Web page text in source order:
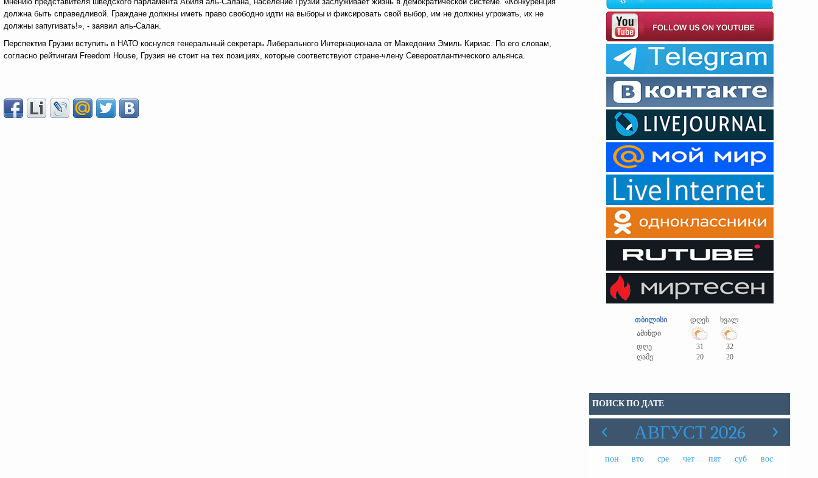
должна быть справедливой. Граждане должны иметь право свободно идти на выборы и фиксировать свой выбор, им не должны угрожать, их не
должны запугивать!», - заявил аль-Салан.
Перспектив Грузии вступить в НАТО коснулся генеральный секретарь Либерального Интернационала от Македонии Эмиль Кириас. По его словам,
согласно рейтингам Freedom House, Грузия не стоит на тех позициях, которые соответствуют стране-члену Североатлантического альянса.
თბილისი დღეს
ხვალ
ამინდი
დღე
31
32
ღამე
20 20
ПОИСК ПО ДАТЕ
АВГУСТ 2026
пон вто сре чет пят суб вос